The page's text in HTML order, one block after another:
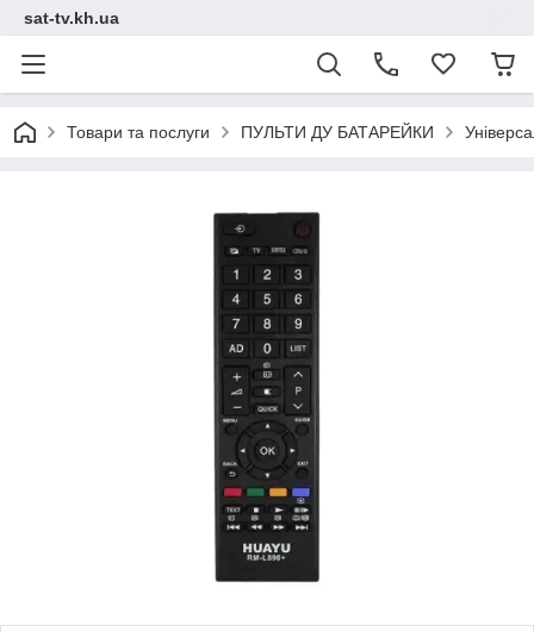
sat-tv.kh.ua
Товари та послуги ПУЛЬТИ ДУ БАТАРЕЙКИ